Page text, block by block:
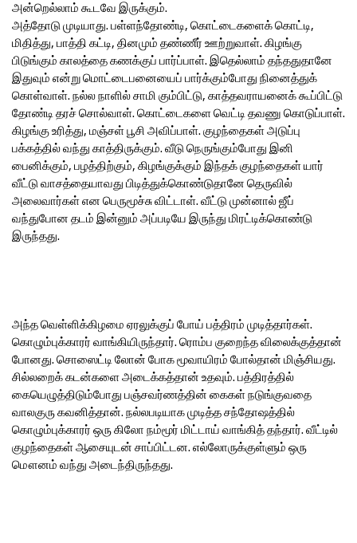
அன்றெல்லாம் கூடவே இருக்கும்.
அத்தோடு முடியாது. பள்ளந்தோண்டி, கொட்டைகளைக் கொட்டி,
மிதித்து, பாத்தி கட்டி, தினமும் தண்ணீர் ஊற்றுவாள். கிழங்கு
பிடுங்கும் காலத்தை கணக்குப் பார்ப்பாள். இதெல்லாம் தந்ததுதானே
இதுவும் என்று மொட்டைபனையைப் பார்க்கும்போது நினைத்துக்
கொள்வாள். நல்ல நாளில் சாமி கும்பிட்டு, காத்தவராயனைக் கூப்பிட்டு
தோண்டி தரச் சொல்வாள். கொட்டைகளை வெட்டி தவணு கொடுப்பாள்.
கிழங்கு உரித்து, மஞ்சள் பூசி அவிப்பாள். குழந்தைகள் அடுப்பு
பக்கத்தில் வந்து காத்திருக்கும். வீடு நெருங்கும்போது இனி
பைனிக்கும், பழத்திற்கும், கிழங்குக்கும் இந்தக் குழந்தைகள் யார்
வீட்டு வாசத்தையாவது பிடித்துக்கொண்டுதானே தெருவில்
அலைவார்கள் என பெருமூச்சு விட்டாள். வீட்டு முன்னால் ஜீப்
வந்துபோன தடம் இன்னும் அப்படியே இருந்து மிரட்டிக்கொண்டு
இருந்தது.
அந்த வெள்ளிக்கிழமை ஏரலுக்குப் போய் பத்திரம் முடித்தார்கள்.
கொழும்புக்காரர் வாங்கியிருந்தார். ரொம்ப குறைந்த விலைக்குத்தான்
போனது. சொஸைட்டி லோன் போக மூவாயிரம் போல்தான் மிஞ்சியது.
சில்லறைக் கடன்களை அடைக்கத்தான் உதவும். பத்திரத்தில்
கையெழுத்திடும்போது பஞ்சவர்ணத்தின் கைகள் நடுங்குவதை
வாலகுரு கவனித்தான். நல்லபடியாக முடித்த சந்தோஷத்தில்
கொழும்புக்காரர் ஒரு கிலோ நம்மூர் மிட்டாய் வாங்கித் தந்தார். வீட்டில்
குழந்தைகள் ஆசையுடன் சாப்பிட்டன. எல்லோருக்குள்ளும் ஒரு
மௌனம் வந்து அடைந்திருந்தது.